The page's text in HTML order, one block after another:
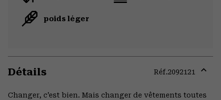
poids léger
Détails Réf.2092121
Changer, c’est bien. Mais changer de vêtements toutes